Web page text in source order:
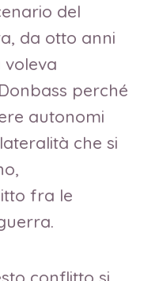
del
da otto anni
voleva
perché
autonomi
che si
fra le
conflitto si